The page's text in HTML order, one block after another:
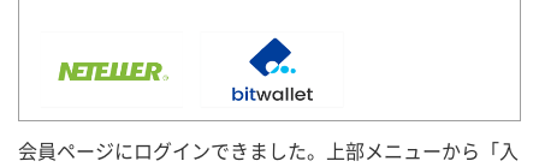
会員ページにログインできました。上部メニューから「入